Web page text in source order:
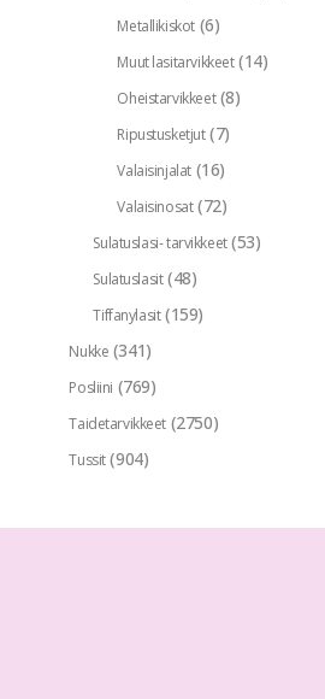
Metallikiskot (6)
Muut lasitarvikkeet (14)
Oheistarvikkeet (8)
Ripustusketjut (7)
Valaisinjalat (16)
Valaisinosat (72)
Sulatuslasi- tarvikkeet (53)
Sulatuslasit (48)
Tiffanylasit (159)
Nukke (341)
Posliini (769)
Taidetarvikkeet (2750)
Tussit (904)